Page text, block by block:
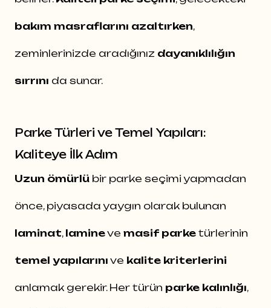
bakım masraflarını azaltırken,
zeminlerinizde aradığınız dayanıklılığın
sırrını da sunar.
Parke Türleri ve Temel Yapıları:
Kaliteye İlk Adım
Uzun ömürlü bir parke seçimi yapmadan
önce, piyasada yaygın olarak bulunan
laminat, lamineve masif parke türlerinin
temel yapılarını ve kalite kriterlerini
anlamak gerekir. Her türün parke kalınlığı,